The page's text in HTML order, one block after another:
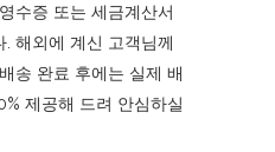
수증 또는 세금계산서
해외에 계신 고객님께
송 완료 후에는 실제 배
제공해 드려 안심하실